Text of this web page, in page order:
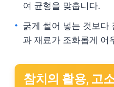
여 균형을 맞춥니다.
굵게 썰어 넣는 것보다
과 재료가 조화롭게 어
참치의 활용, 고